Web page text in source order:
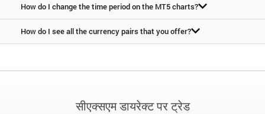
How do I change the time period on the MT5 charts?
How do I see all the currency pairs that you offer?
सीएक्सएम डायरेक्ट पर ट्रेड